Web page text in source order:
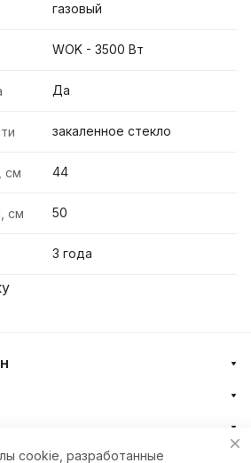
газовый
WOK - 3500 Вт
Да
закаленное стекло
см 44
см 50
3 года
cookie, разработанные